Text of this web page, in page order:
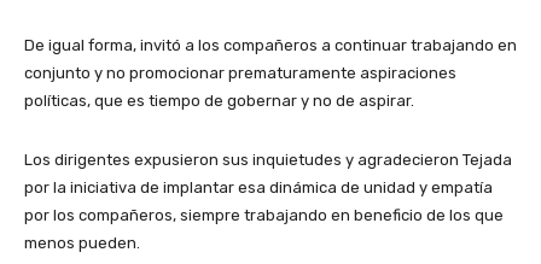
De igual forma, invitó a los compañeros a continuar trabajando en
conjunto y no promocionar prematuramente aspiraciones
políticas, que es tiempo de gobernar y no de aspirar.
Los dirigentes expusieron sus inquietudes y agradecieron Tejada
por la iniciativa de implantar esa dinámica de unidad y empatía
por los compañeros, siempre trabajando en beneficio de los que
menos pueden.